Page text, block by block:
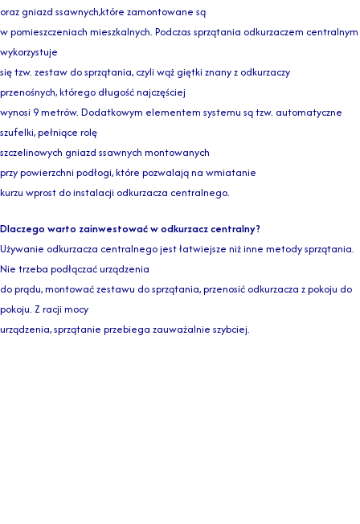
oraz gniazd ssawnych,które zamontowane są
w pomieszczeniach mieszkalnych. Podczas sprzątania odkurzaczem centralnym
wykorzystuje
się tzw. zestaw do sprzątania, czyli wąż giętki znany z odkurzaczy
przenośnych, którego długość najczęściej
wynosi 9 metrów. Dodatkowym elementem systemu są tzw. automatyczne
szufelki, pełniące rolę
szczelinowych gniazd ssawnych montowanych
przy powierzchni podłogi, które pozwalają na wmiatanie
kurzu wprost do instalacji odkurzacza centralnego.
Dlaczego warto zainwestować w odkurzacz centralny?
Używanie odkurzacza centralnego jest łatwiejsze niż inne metody sprzątania.
Nie trzeba podłączać urządzenia
do prądu, montować zestawu do sprzątania, przenosić odkurzacza z pokoju do
pokoju. Z racji mocy
urządzenia, sprzątanie przebiega zauważalnie szybciej.